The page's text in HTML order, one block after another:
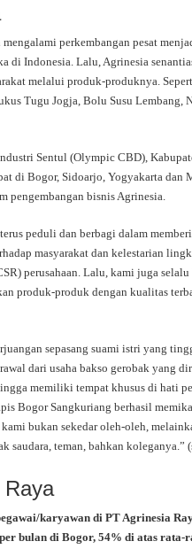
perkembangan pesat
di Indonesia. Lalu, Agrinesia
melalui produk-produknya.
Tugu Jogja, Bolu Susu Lembang,
Sentul (Olympic CBD),
di Bogor, Sidoarjo, Yogyakarta dan
pengembangan bisnis Agrinesia.
peduli dan berbagi dalam
masyarakat dan kelestarian
perusahaan. Lalu, kami juga
produk-produk dengan kualitas
sepasang suami istri yang
dari usaha bakso gerobak yang
memiliki tempat khusus di hati
Bogor Sangkuriang berhasil
bukan sekedar oleh-oleh,
saudara, teman, bahkan koleganya.” (
karyawan di PT Agrinesia
bulan di Bogor, 54% di atas rata-